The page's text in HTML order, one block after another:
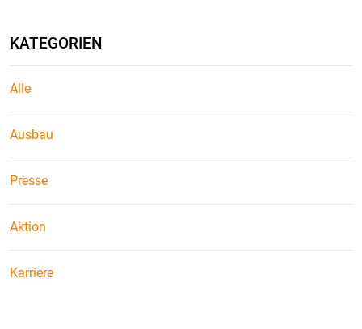
KATEGORIEN
Alle
Ausbau
Presse
Aktion
Karriere